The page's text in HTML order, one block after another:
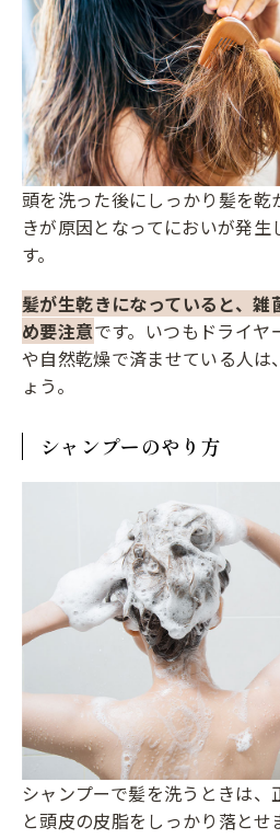
頭を洗った後にしっかり髪を
きが原因となってにおいが発
す。
髪が生乾きになっていると、
め要注意です。いつもドライ
や自然乾燥で済ませている人は
ょう。
シャンプーのやり方
シャンプーで髪を洗うときは
と頭皮の皮脂をしっかり落とせ